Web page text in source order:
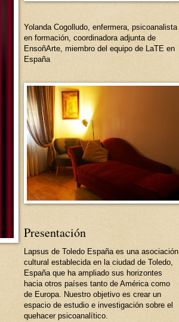
Yolanda Cogolludo, enfermera, psicoanalista
en formación, coordinadora adjunta de
EnsoñArte, miembro del equipo de LaTE en
España
Presentación
Lapsus de Toledo España es una asociación
cultural establecida en la ciudad de Toledo,
España que ha ampliado sus horizontes
hacia otros países tanto de América como
de Europa. Nuestro objetivo es crear un
espacio de estudio e investigación sobre el
quehacer psicoanalítico.